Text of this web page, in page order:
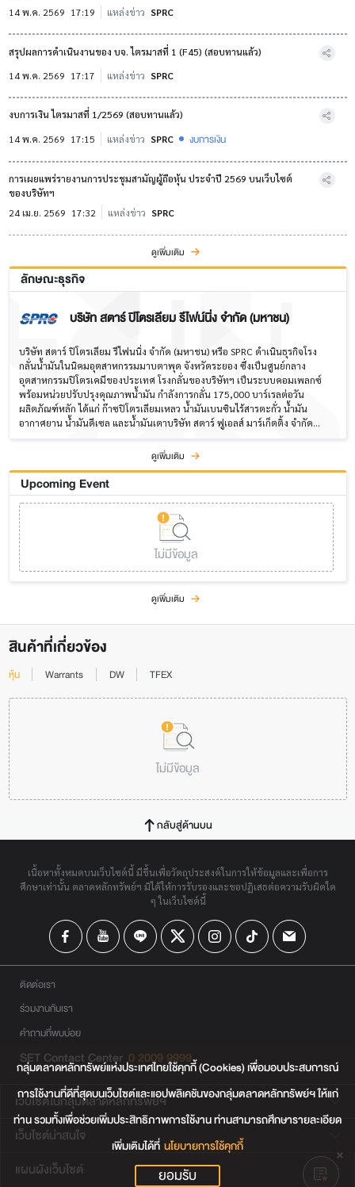
14 พ.ค. 2569 17:19 แหล่งข่าว SPRC
สรุปผลการดำเนินงานของ บจ. ไตรมาสที่ 1 (F45) (สอบทานแล้ว)
14 พ.ค. 2569 17:17 แหล่งข่าว SPRC
งบการเงิน ไตรมาสที่ 1/2569 (สอบทานแล้ว)
14 พ.ค. 2569 17:15 แหล่งข่าว SPRC งบการเงิน
การเผยแพร่รายงานการประชุมสามัญผู้ถือหุ้น ประจำปี 2569 บนเว็บไซต์
ของบริษัทฯ
24 เม.ย. 2569 17:32 แหล่งข่าว SPRC
ดูเพิ่มเติม
ลักษณะธุรกิจ
บริษัท สตาร์ ปิโตรเลียม รีไฟน์นิ่ง จำกัด (มหาชน)
บริษัท สตาร์ ปิโตรเลียม รีไฟนนิ่ง จำกัด (มหาชน) หรือ SPRC ดำเนินธุรกิจโรง
กลั่นน้ำมันในนิคมอุตสาหกรรมมาบตาพุด จังหวัดระยอง ซึ่งเป็นศูนย์กลาง
อุตสาหกรรมปิโตรเคมีของประเทศ โรงกลั่นของบริษัทฯ เป็นระบบคอมเพลกซ์
พร้อมหน่วยปรับปรุงคุณภาพน้ำมัน กำลังการกลั่น 175,000 บาร์เรลต่อวัน
ผลิตภัณฑ์หลัก ได้แก่ ก๊าซปิโตรเลียมเหลว น้ำมันเบนซินไร้สารตะกั่ว น้ำมัน
อากาศยาน น้ำมันดีเซล และน้ำมันเตาบริษัท สตาร์ ฟูเอลส์ มาร์เก็ตติ้ง จำกัด
(SFL) มีเครือข่ายสถานีบริการคาลเท็กซ์ประมาณ 530 แห่ง และให้บริการลูกค้า
กลุ่มพาณิชย์และอุตสาหกรรมกว่า 200 ราย ด้วยผลิตภัณฑ์น้ำมันเชื้อเพลิงครบ
วงจรครอบคลุมภาคคมนาคม การขนส่ง อุตสาหกรรม และภาคอากาศยาน
ดูเพิ่มเติม
Upcoming Event
ไม่มีข้อมูล
ดูเพิ่มเติม
สินค้าที่เกี่ยวข้อง
หุ้น Warrants DW TFEX
ไม่มีข้อมูล
กลับสู่ด้านบน
เนื้อหาทั้งหมดบนเว็บไซต์นี้ มีขึ้นเพื่อวัตถุประสงค์ในการให้ข้อมูลและเพื่อการ
ศึกษาเท่านั้น ตลาดหลักทรัพย์ฯ มิได้ให้การรับรองและขอปฏิเสธต่อความรับผิดใด
ๆ ในเว็บไซต์นี้
ติดต่อเรา
ร่วมงานกับเรา
คำถามที่พบบ่อย
SET Contact Center 0 2009 9999
เว็บไซต์ในกลุ่มตลาดหลักทรัพย์ฯ
เว็บไซต์น่าสนใจ
แผนผังเว็บไซต์
กลุ่มตลาดหลักทรัพย์แห่งประเทศไทยใช้คุกกี้ (Cookies) เพื่อมอบประสบการณ์
การใช้งานที่ดีที่สุดบนเว็บไซต์และแอปพลิเคชันของกลุ่มตลาดหลักทรัพย์ฯ ให้แก่
ท่าน รวมทั้งเพื่อช่วยเพิ่มประสิทธิภาพการใช้งาน ท่านสามารถศึกษารายละเอียด
เพิ่มเติมได้ที่ นโยบายการใช้คุกกี้
ยอมรับ